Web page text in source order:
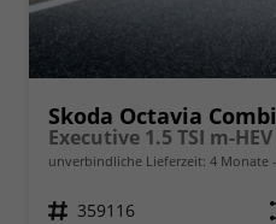
Skoda Octavia Combi
unverbindliche Lieferzeit: 4 Monate
Fahrzeugnr. 359116